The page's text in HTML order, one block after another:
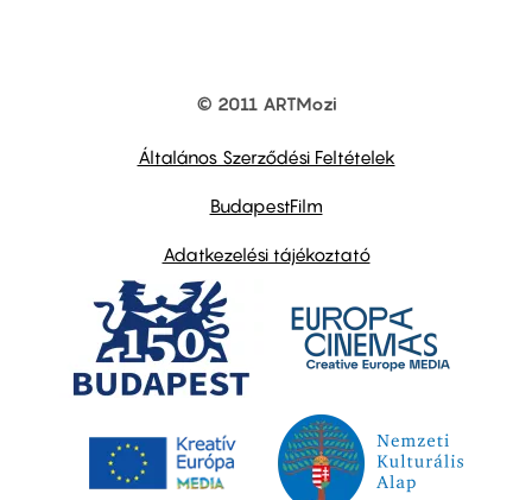
© 2011 ARTMozi
Általános Szerződési Feltételek
BudapestFilm
Adatkezelési tájékoztató